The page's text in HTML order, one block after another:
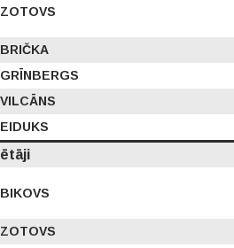
D EFF PTS
1.75 6.25
-
ZOTOVS
BRIČKA
GRĪNBERGS
VILCĀNS
EIDUKS
ZOTOVS